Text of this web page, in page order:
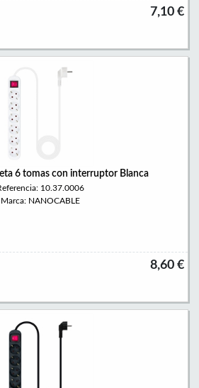
7,10 €
6 tomas con interruptor Blanca
10.37.0006
Marca: NANOCABLE
8,60 €